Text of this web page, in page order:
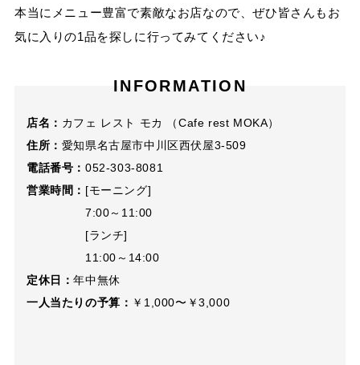
本当にメニュー豊富で素敵なお店なので、ぜひ皆さんもお
気に入りの1品を探しに行ってみてください♪
INFORMATION
店名： カフェ レスト モカ （Cafe rest MOKA）
住所： 愛知県名古屋市中川区西伏屋3-509
電話番号： 052-303-8081
営業時間： [モーニング]
7:00～11:00
[ランチ]
11:00～14:00
定休日：年中無休
一人当たりの予算： ￥1,000〜￥3,000